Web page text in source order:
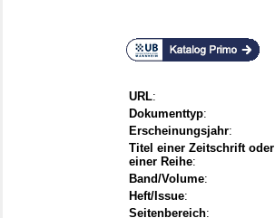
URL:
Dokumenttyp:
Erscheinungsjahr:
Titel einer Zeitschrift oder
einer Reihe:
Band/Volume:
Heft/Issue:
Seitenbereich: